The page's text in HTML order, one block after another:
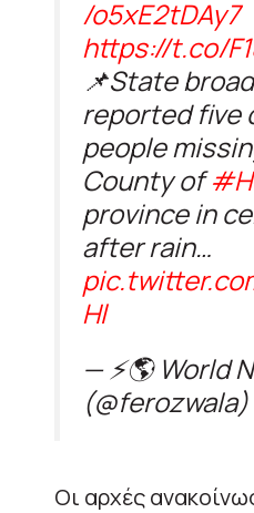
/o5xE2tDAy7
https://t.co/
📌State
reported five
people
County of
province in
after rain…
Hl
— ⚡️🌎 World
(@ferozwala)
Οι αρχές